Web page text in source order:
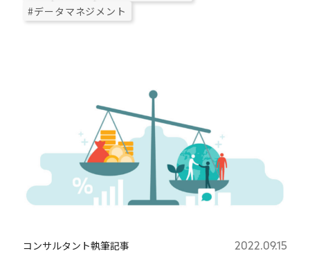
#データマネジメント
コンサルタント執筆記事 2022.09.15